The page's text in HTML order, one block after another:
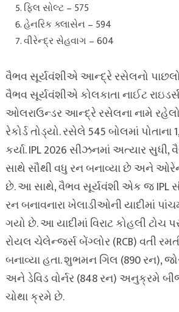
ફિલ સોલ્ટ – 575
હેનરિક ક્લાસેન – 594
વીરેન્દ્ર સેહવાગ – 604
વૈભવ સૂર્યવંશીએ આન્દ્રે રસેલનો પાછલો
વૈભવ સૂર્યવંશીએ કોલકાતા નાઈટ
ઓલરાઉન્ડર આન્દ્રે રસેલના નામે
રેકોર્ડ તોડ્યો. રસેલે 545 બોલમાં પોતાના
કર્યા. IPL 2026 સીઝનમાં અત્યાર
સાથે સૌથી વધુ રન બનાવ્યા છે અને
છે. આ સાથે, વૈભવ સૂર્યવંશી એક જ IPL
રન બનાવનારા ખેલાડીઓની યાદીમાં
ગયો છે. આ યાદીમાં વિરાટ કોહલી ટોચ
રોયલ ચેલેન્જર્સ બેંગ્લોર (RCB) વતી
બનાવ્યા હતા. શુભમન ગિલ (890 રન),
અને ડેવિડ વોર્નર (848 રન) અનુક્રમે
ચોથા ક્રમે છે.